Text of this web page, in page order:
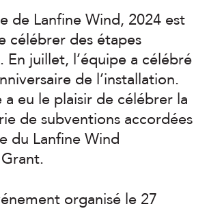
de Lanfine Wind, 2024 est
célébrer des étapes
En juillet, l’équipe a célébré
de l’installation.
a eu le plaisir de célébrer la
de subventions accordées
du Lanfine Wind
organisé le 27